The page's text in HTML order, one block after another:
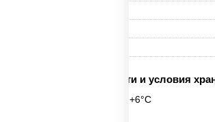
Срок годности и условия
6 часов при t° от +2°C до +6°C